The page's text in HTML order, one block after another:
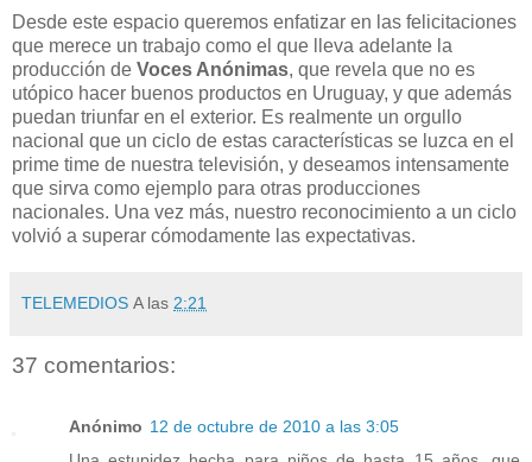
Desde este espacio queremos enfatizar en las felicitaciones
que merece un trabajo como el que lleva adelante la
producción de Voces Anónimas, que revela que no es
utópico hacer buenos productos en Uruguay, y que además
puedan triunfar en el exterior. Es realmente un orgullo
nacional que un ciclo de estas características se luzca en el
prime time de nuestra televisión, y deseamos intensamente
que sirva como ejemplo para otras producciones
nacionales. Una vez más, nuestro reconocimiento a un ciclo
volvió a superar cómodamente las expectativas.
TELEMEDIOS A las 2:21
37 comentarios:
Anónimo 12 de octubre de 2010 a las 3:05